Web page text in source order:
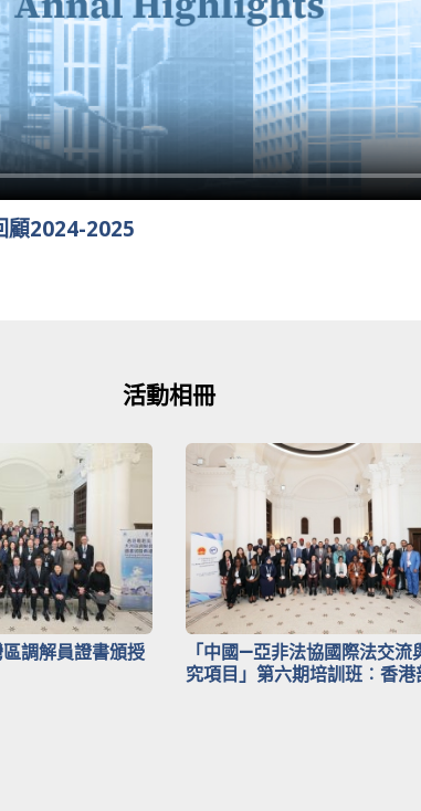
顧2024-2025
活動相冊
調解員證書頒授
「中國—亞非法協國際法交流
究項目」第六期培訓班︰香港